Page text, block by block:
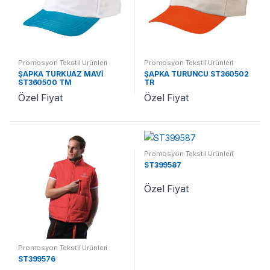
Promosyon Tekstil Ürünleri
ŞAPKA TURKUAZ MAVİ
ST360500 TM
Özel Fiyat
Promosyon Tekstil Ürünleri
ŞAPKA TURUNCU ST360502
TR
Özel Fiyat
Promosyon Tekstil Ürünleri
ST399576
Promosyon Tekstil Ürünleri
ST399587
Özel Fiyat